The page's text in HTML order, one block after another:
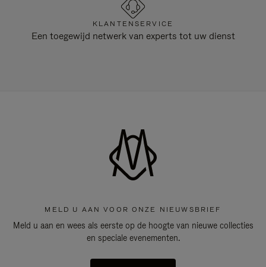
KLANTENSERVICE
Een toegewijd netwerk van experts tot uw dienst
MELD U AAN VOOR ONZE NIEUWSBRIEF
Meld u aan en wees als eerste op de hoogte van nieuwe collecties
en speciale evenementen.